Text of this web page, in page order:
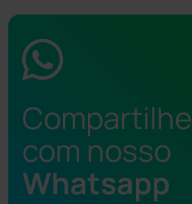
Compartilhe
com nosso
Whatsapp